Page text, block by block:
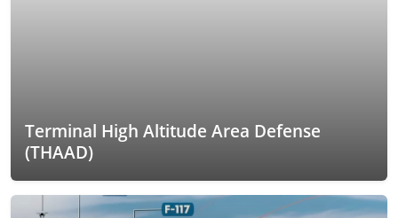
Terminal High Altitude Area Defense
(THAAD)